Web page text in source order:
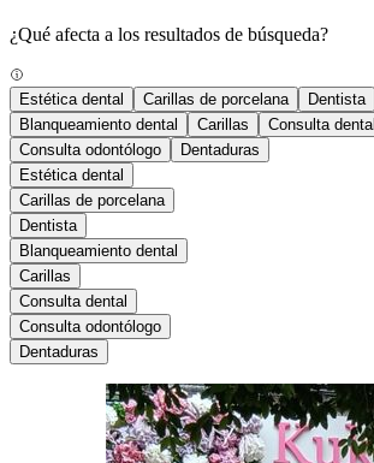
¿Qué afecta a los resultados de búsqueda?
Estética dental Carillas de porcelana
Dentista
Blanqueamiento dental
Carillas
Consulta dental
Consulta odontólogo
Dentaduras
Estética dental
Carillas de porcelana
Dentista
Blanqueamiento dental
Carillas
Consulta dental
Consulta odontólogo
Dentaduras